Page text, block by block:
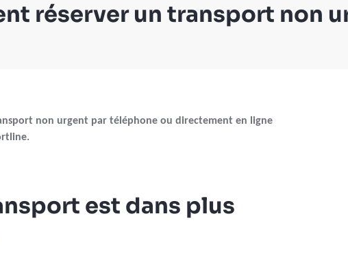
réserver un transport non
non urgent par téléphone ou directement en ligne
est dans plus